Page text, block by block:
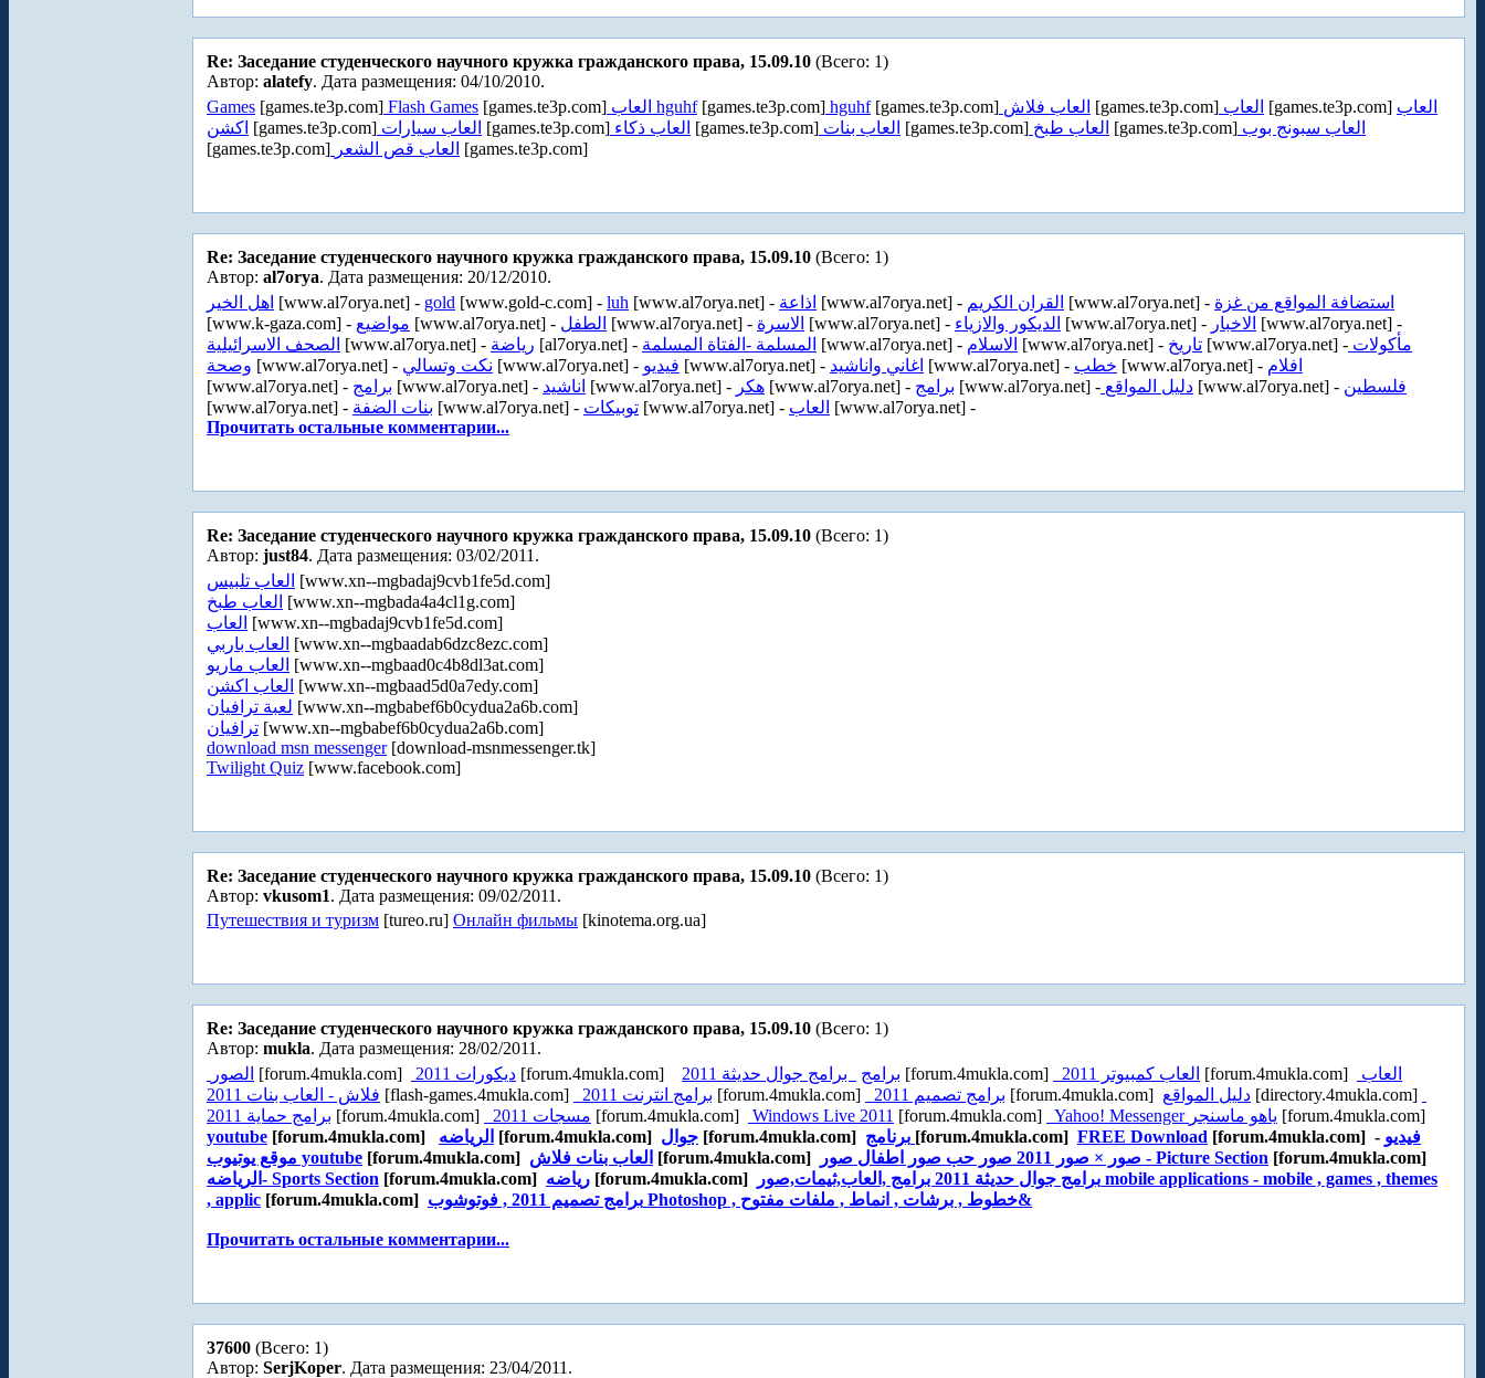
Re: Заседание студенческого научного кружка гражданского права, 15.09.10 (Всего: 1)
Автор: alatefy. Дата размещения: 04/10/2010.
Games [games.te3p.com] Flash Games [games.te3p.com] العاب hguhf[games.te3p.com] hguhf[games.te3p.com] العاب فلاش [games.te3p.com] العاب [games.te3p.com] العاب
اكشن [games.te3p.com] العاب سيارات [games.te3p.com] العاب ذكاء [games.te3p.com] العاب بنات [games.te3p.com] العاب طبخ [games.te3p.com] العاب سبونج بوب
[games.te3p.com] العاب قص الشعر [games.te3p.com]
Re: Заседание студенческого научного кружка гражданского права, 15.09.10 (Всего: 1)
Автор: al7orya. Дата размещения: 20/12/2010.
اهل الخير [www.al7orya.net] - gold [www.gold-c.com] - luh [www.al7orya.net] - اذاعة [www.al7orya.net] - القران الكريم [www.al7orya.net] - استضافة المواقع من غزة
[www.k-gaza.com] - مواضيع [www.al7orya.net] - الطفل [www.al7orya.net] - الاسرة [www.al7orya.net] - الديكور والازياء [www.al7orya.net] - الاخبار [www.al7orya.net] -
الصحف الاسرائيلية [www.al7orya.net] - رياضة [al7orya.net] - المسلمة -الفتاة المسلمة [www.al7orya.net] - الاسلام [www.al7orya.net] - تاريخ [www.al7orya.net] -
وصحة [www.al7orya.net] - نكت وتسالي [www.al7orya.net] - فيديو [www.al7orya.net] - اغاني واناشيد [www.al7orya.net] - خطب [www.al7orya.net] - افلام
[www.al7orya.net] - برامج [www.al7orya.net] - اناشيد [www.al7orya.net] - هكر [www.al7orya.net] - برامج [www.al7orya.net] - دليل المواقع [www.al7orya.net] - فلسطين
[www.al7orya.net] - بنات الضفة [www.al7orya.net] - توبيكات [www.al7orya.net] - العاب [www.al7orya.net] -
Прочитать остальные комментарии...
Re: Заседание студенческого научного кружка гражданского права, 15.09.10 (Всего: 1)
Автор: just84. Дата размещения: 03/02/2011.
العاب تلبيس [www.xn--mgbadaj9cvb1fe5d.com]
العاب طبخ [www.xn--mgbada4a4cl1g.com]
العاب [www.xn--mgbadaj9cvb1fe5d.com]
العاب باربي [www.xn--mgbaadab6dzc8ezc.com]
العاب ماريو [www.xn--mgbaad0c4b8dl3at.com]
العاب اكشن [www.xn--mgbaad5d0a7edy.com]
لعبة ترافيان [www.xn--mgbabef6b0cydua2a6b.com]
ترافيان [www.xn--mgbabef6b0cydua2a6b.com]
download msn messenger[download-msnmessenger.tk]
Twilight Quiz [www.facebook.com]
Re: Заседание студенческого научного кружка гражданского права, 15.09.10 (Всего: 1)
Автор: vkusom1. Дата размещения: 09/02/2011.
Путешествия и туризм [tureo.ru] Онлайн фильмы [kinotema.org.ua]
Re: Заседание студенческого научного кружка гражданского права, 15.09.10 (Всего: 1)
Автор: mukla. Дата размещения: 28/02/2011.
الصور [forum.4mukla.com] ديكورات 2011 [forum.4mukla.com] برامج برامج جوال حديثة 2011 [forum.4mukla.com] العاب كمبيوتر 2011 [forum.4mukla.com]
فلاش - العاب بنات 2011 [flash-games.4mukla.com] برامج انترنت 2011 [forum.4mukla.com] برامج تصميم 2011 [forum.4mukla.com] دليل المواقع [directory.4mukla.com]
برامج حماية 2011 [forum.4mukla.com] مسجات 2011 [forum.4mukla.com] Windows Live 2011 [forum.4mukla.com] Yahoo! Messenger ياهو ماسنجر [forum.4mukla.com]
youtube [forum.4mukla.com] الرياضه [forum.4mukla.com] جوال [forum.4mukla.com] [forum.4mukla.com] FREE Download [forum.4mukla.com] - فيديو
موقع يوتيوب youtube [forum.4mukla.com] العاب بنات فلاش [forum.4mukla.com] صور × صور 2011 صور حب صور اطفال صور - Picture Section [forum.4mukla.com]
الرياضه- Sports Section [forum.4mukla.com] رياضه [forum.4mukla.com]
برامج جوال حديثة 2011 برامج ,العاب,ثيمات,صور mobile applications - mobile , games , themes
, applic [forum.4mukla.com] برامج تصميم 2011 , فوتوشوب Photoshop , خطوط , برشات , انماط , ملفات مفتوح&
Прочитать остальные комментарии...
37600 (Всего: 1)
Автор: SerjKoper. Дата размещения: 23/04/2011.